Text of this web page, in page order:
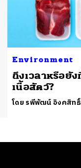
Environment
ถึงเวลาหรือยั
เนื้อสัตว์?
โดย รพีพัฒน์ อิงคสิทธิ์